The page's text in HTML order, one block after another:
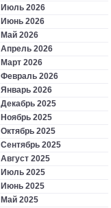
Июль 2026
Июнь 2026
Май 2026
Апрель 2026
Март 2026
Февраль 2026
Январь 2026
Декабрь 2025
Ноябрь 2025
Октябрь 2025
Сентябрь 2025
Август 2025
Июль 2025
Июнь 2025
Май 2025